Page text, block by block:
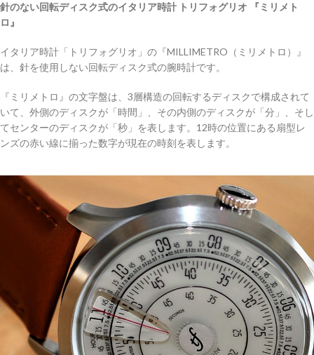
針のない回転ディスク式のイタリア時計 トリフォグリオ 『ミリメト
ロ』
イタリア時計「トリフォグリオ」の『MILLIMETRO（ミリメトロ）』
は、針を使用しない回転ディスク式の腕時計です。
『ミリメトロ』の文字盤は、3層構造の回転するディスクで構成されて
いて、外側のディスクが「時間」、その内側のディスクが「分」、そし
てセンターのディスクが「秒」を表します。12時の位置にある扇型レ
ンズの赤い線に揃った数字が現在の時刻を表します。